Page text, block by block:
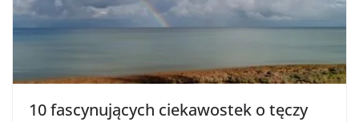
10 fascynujących ciekawostek o tęczy